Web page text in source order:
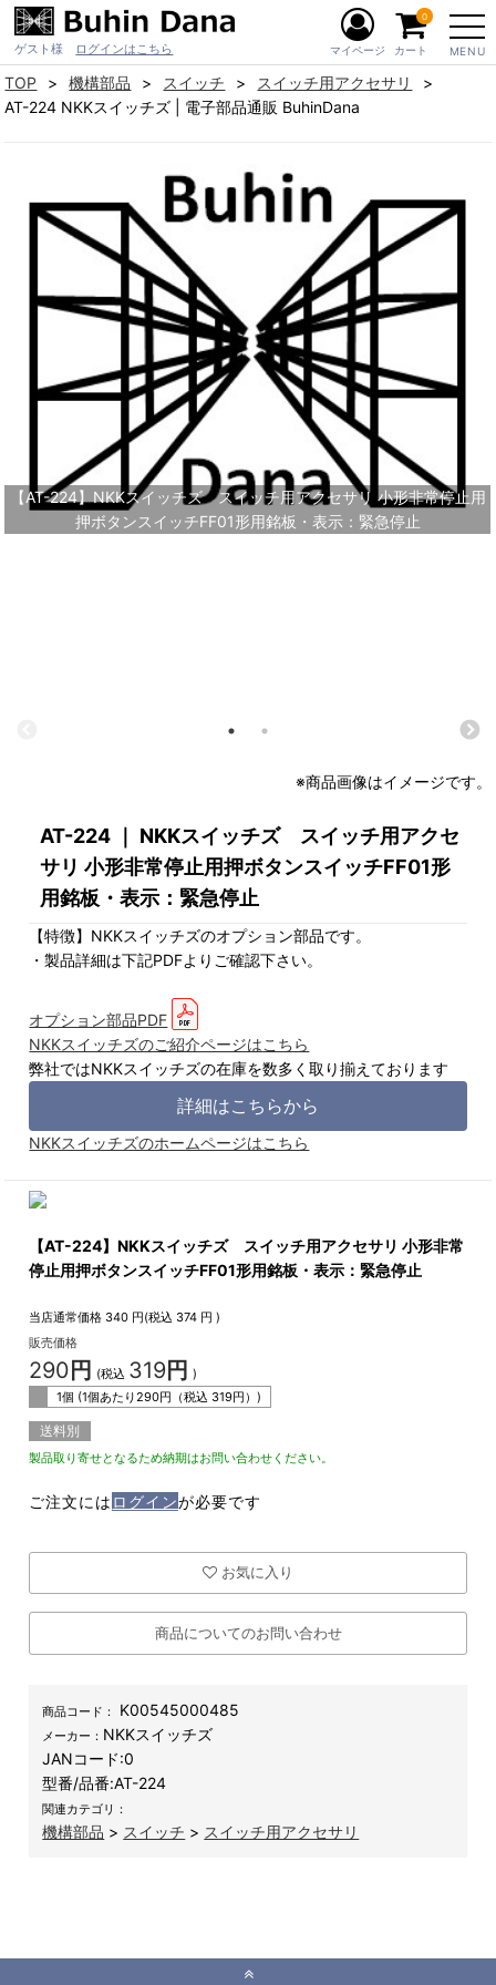
ゲスト様 ログインはこちら MENU
マイページ カート
0
TOP 機構部品 スイッチ
スイッチ用アクセサリ
AT-224 NKKスイッチズ | 電子部品通販 BuhinDana
【AT-224】NKKスイッチズ スイッチ用アクセサリ 小形非常停止用
押ボタンスイッチFF01形用銘板・表示：緊急停止
※商品画像はイメージです。
AT-224 ｜ NKKスイッチズ スイッチ用アクセ
サリ 小形非常停止用押ボタンスイッチFF01形
用銘板・表示：緊急停止
【特徴】NKKスイッチズのオプション部品です。
・製品詳細は下記PDFよりご確認下さい。
オプション部品PDF
NKKスイッチズのご紹介ページはこちら
弊社ではNKKスイッチズの在庫を数多く取り揃えております
詳細はこちらから
NKKスイッチズのホームページはこちら
【AT-224】NKKスイッチズ スイッチ用アクセサリ 小形非常
停止用押ボタンスイッチFF01形用銘板・表示：緊急停止
当店通常価格 340 円(税込 374 円 )
販売価格
290 円 (税込 319円 )
1個 (1個あたり290円（税込 319円）)
送料別
製品取り寄せとなるため納期はお問い合わせください。
ご注文には ログインが必要です
お気に入り
商品についてのお問い合わせ
商品コード： K00545000485
メーカー： NKKスイッチズ
JANコード:0
型番/品番:AT-224
関連カテゴリ：
機構部品 > スイッチ > スイッチ用アクセサリ